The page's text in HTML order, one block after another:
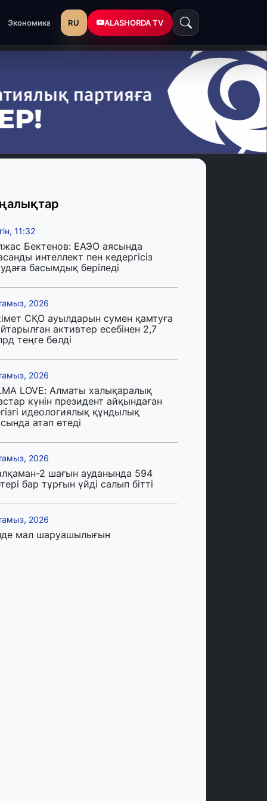
Экономика RU ALASHORDA TV
11:32
Бектенов: ЕАЭО аясында
интеллект пен кедергісіз
басымдық беріледі
2026
СҚО ауылдарын сумен қамтуға
активтер есебінен 2,7
теңге бөлді
2026
LOVE: Алматы халықаралық
күнін президент айқындаған
идеологиялық құндылық
атап өтеді
2026
2 шағын ауданында 594
бар тұрғын үйді салып бітті
2026
мал шаруашылығын